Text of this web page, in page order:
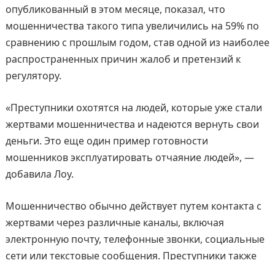
опубликованный в этом месяце, показал, что
мошенничества такого типа увеличились на 59% по
сравнению с прошлым годом, став одной из наиболее
распространенных причин жалоб и претензий к
регулятору.
«Преступники охотятся на людей, которые уже стали
жертвами мошенничества и надеются вернуть свои
деньги. Это еще один пример готовности
мошенников эксплуатировать отчаяние людей», —
добавила Лоу.
Мошенничество обычно действует путем контакта с
жертвами через различные каналы, включая
электронную почту, телефонные звонки, социальные
сети или текстовые сообщения. Преступники также